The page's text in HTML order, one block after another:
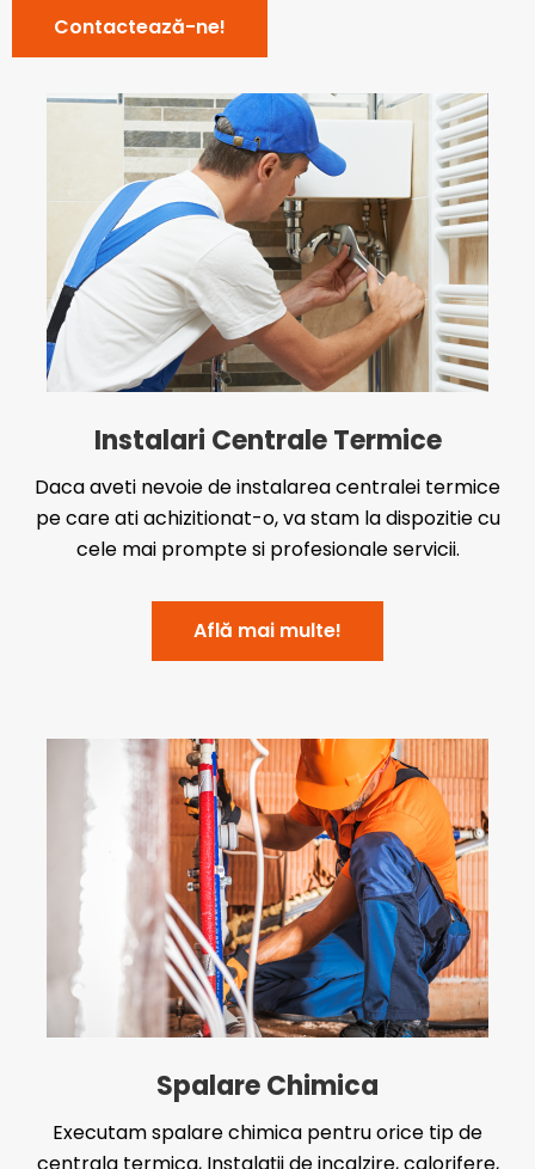
Contactează-ne!
Instalari Centrale Termice
Daca aveti nevoie de instalarea centralei termice
pe care ati achizitionat-o, va stam la dispozitie cu
cele mai prompte si profesionale servicii.
Află mai multe!
Spalare Chimica
Executam spalare chimica pentru orice tip de